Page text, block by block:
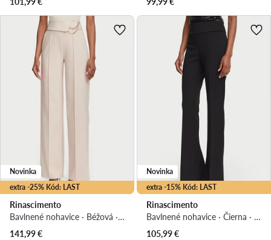
extra -25% Kód: LAST
Novinka
Rinascimento
Bavlnené nohavice · Béžová · Regular fit
141,99€
extra -15% Kód: LAST
Novinka
Rinascimento
Bavlnené nohavice · Čierna · Regular fit
105,99€